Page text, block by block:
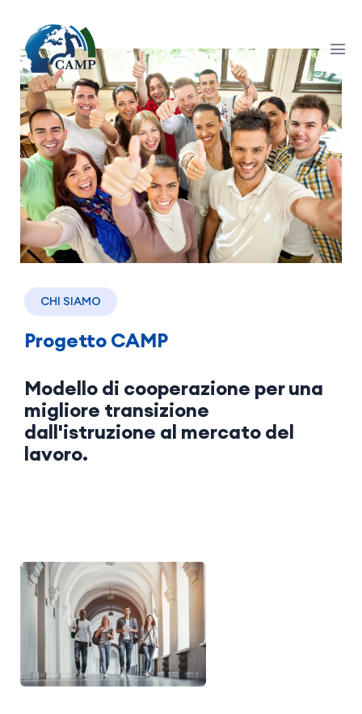
CHI SIAMO
Progetto CAMP
Modello di cooperazione per una
migliore transizione
dall'istruzione al mercato del
lavoro.